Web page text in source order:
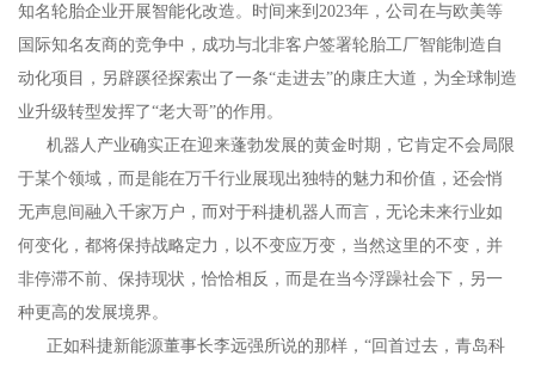
知名轮胎企业开展智能化改造。时间来到2023年，公司在与欧美等
国际知名友商的竞争中，成功与北非客户签署轮胎工厂智能制造自
动化项目，另辟蹊径探索出了一条“走进去”的康庄大道，为全球制造
业升级转型发挥了“老大哥”的作用。
机器人产业确实正在迎来蓬勃发展的黄金时期，它肯定不会局限
于某个领域，而是能在万千行业展现出独特的魅力和价值，还会悄
无声息间融入千家万户，而对于科捷机器人而言，无论未来行业如
何变化，都将保持战略定力，以不变应万变，当然这里的不变，并
非停滞不前、保持现状，恰恰相反，而是在当今浮躁社会下，另一
种更高的发展境界。
正如科捷新能源董事长李远强所说的那样，“回首过去，青岛科